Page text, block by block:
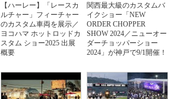
【ハーレー】「レースカ
ルチャー」フィーチャー
のカスタム車両を展示／
ヨコハマ ホットロッドカ
スタム ショー2025 出展
概要
関西最大級のカスタムバ
イクショー「NEW
ORDER CHOPPER
SHOW 2024／ニューオー
ダーチョッパーショー
2024」が神戸で9/1開催！